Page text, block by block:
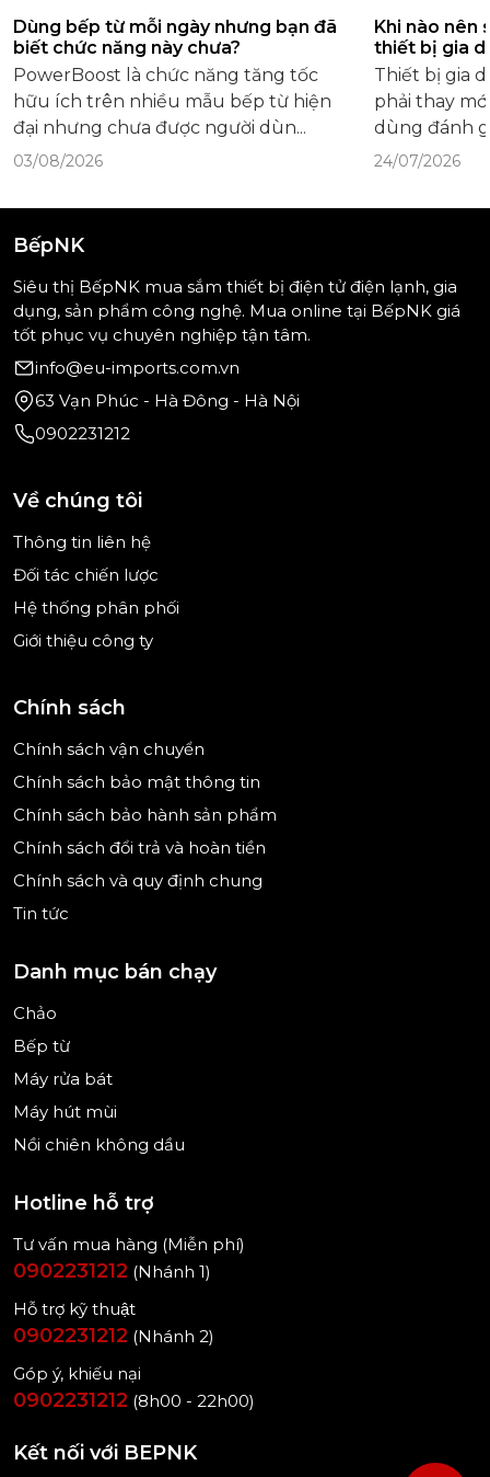
Dùng bếp từ mỗi ngày nhưng bạn đã
biết chức năng này chưa?
PowerBoost là chức năng tăng tốc
hữu ích trên nhiều mẫu bếp từ hiện
đại nhưng chưa được người dùn...
03/08/2026
Khi nào nên
thiết bị gia
Thiết bị gia
phải thay
dùng đánh
24/07/2026
BếpNK
Siêu thị BếpNK mua sắm thiết bị điện tử điện lạnh, gia
dụng, sản phẩm công nghệ. Mua online tại BếpNK giá
tốt phục vụ chuyên nghiệp tận tâm.
info@eu-imports.com.vn
63 Vạn Phúc - Hà Đông - Hà Nội
0902231212
Về chúng tôi
Thông tin liên hệ
Đối tác chiến lược
Hệ thống phân phối
Giới thiệu công ty
Chính sách
Chính sách vận chuyển
Chính sách bảo mật thông tin
Chính sách bảo hành sản phẩm
Chính sách đổi trả và hoàn tiền
Chính sách và quy định chung
Tin tức
Danh mục bán chạy
Chảo
Bếp từ
Máy rửa bát
Máy hút mùi
Nồi chiên không dầu
Hotline hỗ trợ
Tư vấn mua hàng (Miễn phí)
0902231212 (Nhánh 1)
Hỗ trợ kỹ thuật
0902231212 (Nhánh 2)
Góp ý, khiếu nại
0902231212 (8h00 - 22h00)
Kết nối với BEPNK